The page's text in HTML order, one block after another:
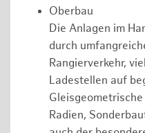
Oberbau
Die Anlagen im
durch
Rangierverkehr,
Ladestellen auf
Radien,